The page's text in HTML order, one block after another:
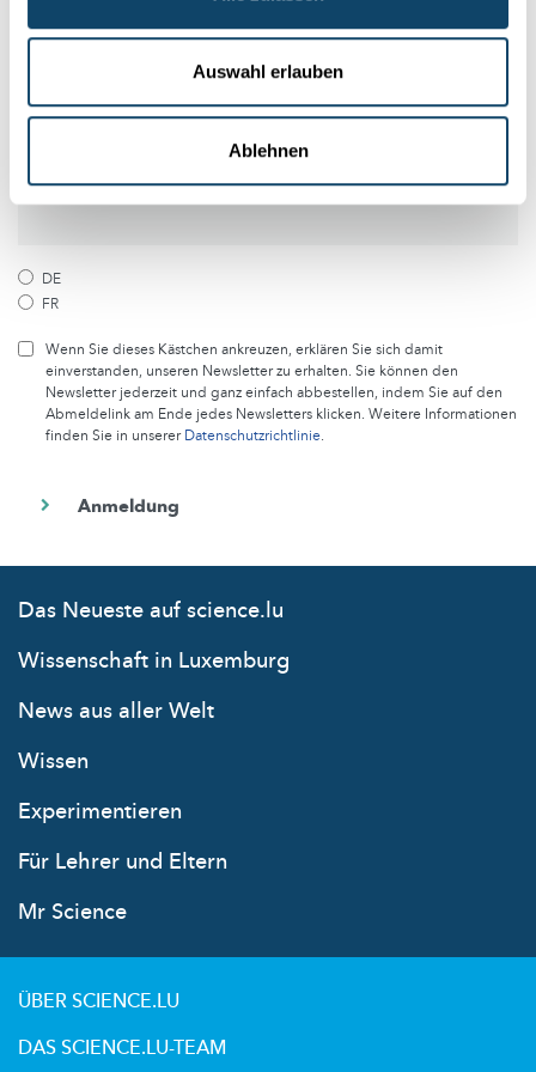
Auswahl erlauben
Ablehnen
und Forschung in Luxemburg
erhalte jeden Monat die besten Artikel von science.lu
Abonniere unseren Newsletter
DE
FR
Wenn Sie dieses Kästchen ankreuzen, erklären Sie sich damit
einverstanden, unseren Newsletter zu erhalten. Sie können den
Newsletter jederzeit und ganz einfach abbestellen, indem Sie auf den
Abmeldelink am Ende jedes Newsletters klicken. Weitere Informationen
finden Sie in unsererDatenschutzrichtlinie.
Das Neueste auf science.lu
Wissenschaft in Luxemburg
News aus aller Welt
Wissen
Experimentieren
Für Lehrer und Eltern
Mr Science
ÜBER SCIENCE.LU
DAS SCIENCE.LU-TEAM